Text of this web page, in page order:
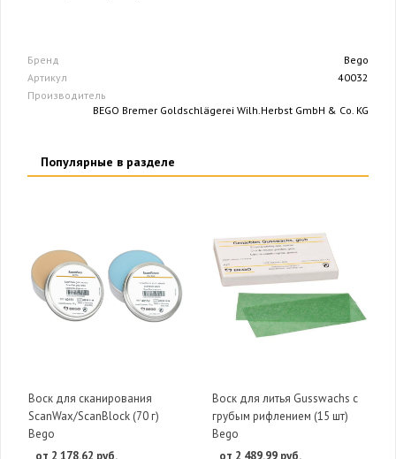
Бренд
Bego
Артикул
40032
Производитель
BEGO Bremer Goldschlägerei Wilh.Herbst GmbH & Co. KG
Популярные в разделе
Воск для сканирования
ScanWax/ScanBlock (70 г)
Bego
Воск для литья Gusswachs с
грубым рифлением (15 шт)
Bego